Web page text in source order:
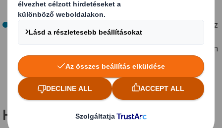
tovább növelni ezt a számot.
Iparági szinten vezető fenntarthatósági stratégiánk az
egész vállalatot átölelő irányelveink mind a
fenntarthatóbb jövő felé vezető utunkat segítik. Ilyen
például a Körfogásos Tervezési Alapelveiről szóló
képzésünk és a helyi közösségekben zajló lokális
biodiverzitási projektek.
Három üzeltág. Egy cél